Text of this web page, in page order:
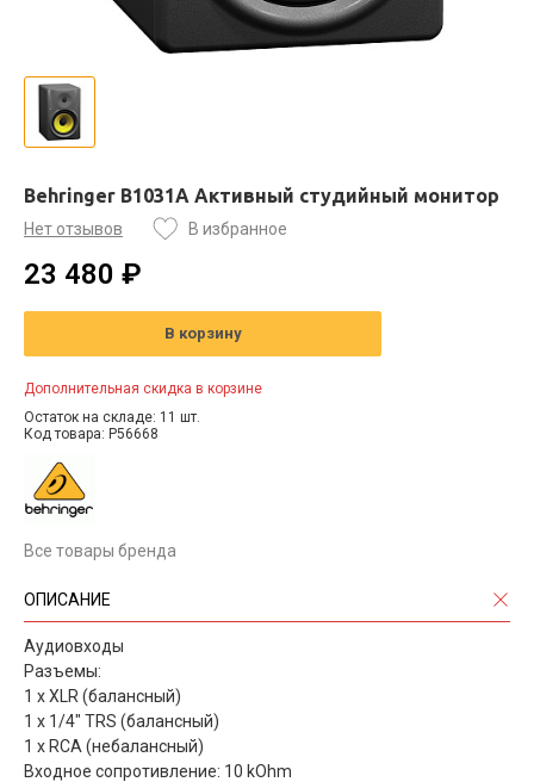
Behringer B1031A Активный студийный монитор
Нет отзывов В избранное
23 480 ₽
В корзину
Дополнительная скидка в корзине
Остаток на складе: 11 шт.
Код товара: P56668
Все товары бренда
ОПИСАНИЕ
Аудиовходы
Разъемы:
1 х XLR (балансный)
1 х 1/4" TRS (балансный)
1 х RCA (небалансный)
Входное сопротивление: 10 kOhm